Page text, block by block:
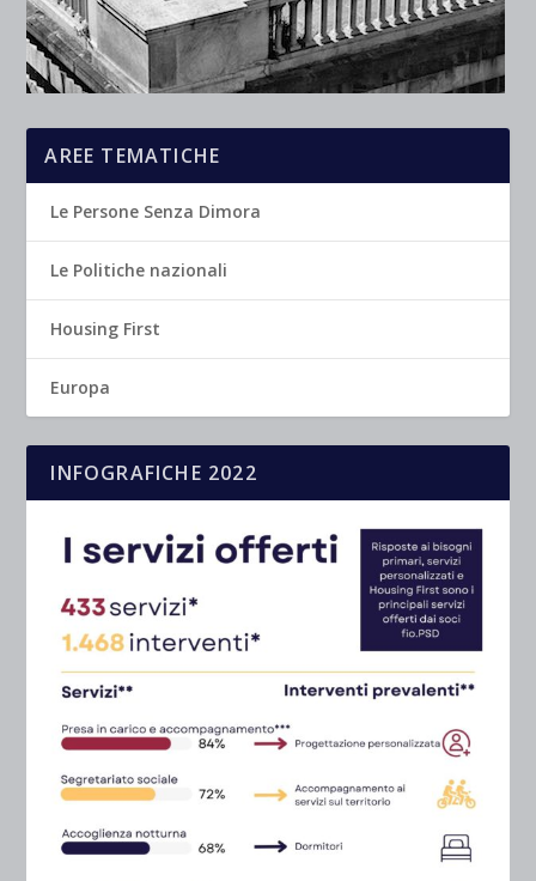
AREE TEMATICHE
Le Persone Senza Dimora
Le Politiche nazionali
Housing First
Europa
INFOGRAFICHE 2022